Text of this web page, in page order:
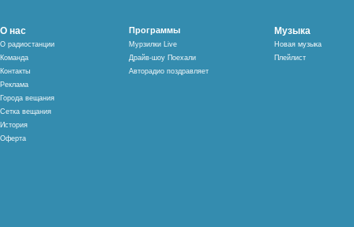
О нас
О радиостанции
Команда
Контакты
Реклама
Города вещания
Сетка вещания
История
Оферта
Программы
Мурзилки Live
Драйв-шоу Поехали
Авторадио поздравляет
Музыка
Новая музыка
Плейлист